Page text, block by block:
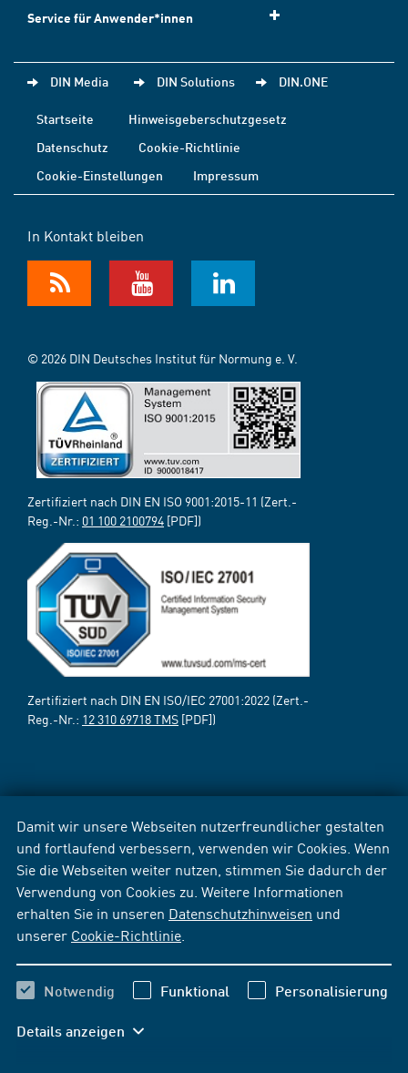
Damit wir unsere Webseiten nutzerfreundlicher gestalten
und fortlaufend verbessern, verwenden wir Cookies. Wenn
Sie die Webseiten weiter nutzen, stimmen Sie dadurch der
Verwendung von Cookies zu. Weitere Informationen
erhalten Sie in unseren Datenschutzhinweisen und
unserer Cookie-Richtlinie
Notwendig Funktional Personalisierung
Details anzeigen
Service für Anwender*innen
DIN Media DIN Solutions DIN.ONE
Startseite
Hinweisgeberschutzgesetz
Datenschutz
Cookie-Richtlinie
Cookie-Einstellungen
Impressum
In Kontakt bleiben
© 2026 DIN Deutsches Institut für Normung e. V.
Zertifiziert nach DIN EN ISO 9001:2015-11 (Zert.-
Reg.-Nr.: 01 100 2100794 [PDF])
Zertifiziert nach DIN EN ISO/IEC 27001:2022 (Zert.-
Reg.-Nr.: 12 310 69718 TMS [PDF])